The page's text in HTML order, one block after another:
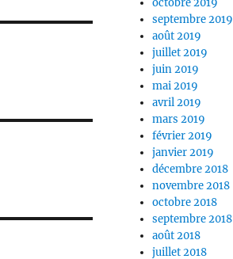
octobre 2019
septembre 2019
août 2019
juillet 2019
juin 2019
mai 2019
avril 2019
mars 2019
février 2019
janvier 2019
décembre 2018
novembre 2018
octobre 2018
septembre 2018
août 2018
juillet 2018